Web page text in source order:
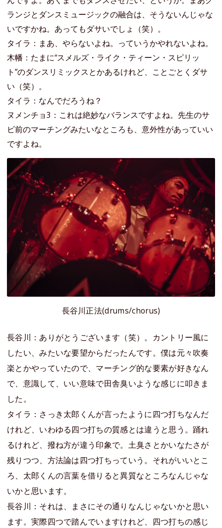
ランジとダンスミュージックの融合は、そうないんじゃな
いですかね。あってもダサいでしょ（笑）。
タイラ：まあ、やらないよね。っていうかやれないよね。
木幡：たまに“スメルズ・ライク・ティーン・スピリッ
ト”のダンスリミックスとかあるけれど、ことごとくダサ
い（笑）。
タイラ：なんでだろうね？
ヌメンチョ3：これは絶妙なバランスですよね。先生のサ
ビ前のマーチングみたいなところも、意外性があっていい
ですよね。
長谷川正法(drums/chorus)
長谷川：ありがとうございます（笑）。カントリー風に
したい、みたいな要望からだったんです。僕は元々吹奏
楽とかやっていたので、マーチング的な要素が好きなん
で、意識して、いい意味で田舎臭いような感じに叩きま
した。
タイラ：さっき太郎くんが言ったように四つ打ちなんだ
けれど、いわゆる四つ打ちの質感とは違うと思う。踊れ
るけれど、撥ね方が違う印象で。土臭さとかいなたさが
残りつつ、方法論は四つ打ちっていう。それがいいとこ
ろ、太郎くんの言葉を借りると異質なところなんじゃな
いかと思います。
長谷川：それは、まさにその通りなんじゃないかと思い
ます。実際四つで踏んでいますけれど、四つ打ちの感じ